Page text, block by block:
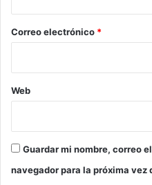
*
Correo electrónico *
Web
Guardar mi nombre, correo
navegador para la próxima vez